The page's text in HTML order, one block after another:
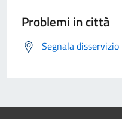
Problemi in città
Segnala disservizio